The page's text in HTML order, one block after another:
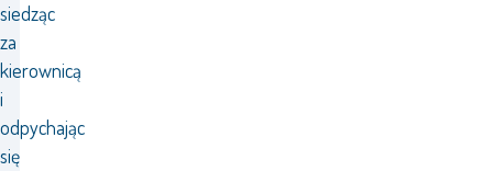
siedząc
za
kierownicą
i
odpychając
się